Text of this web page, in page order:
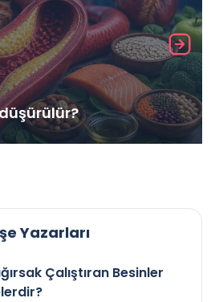
Yazarları
Çalıştıran Besinler